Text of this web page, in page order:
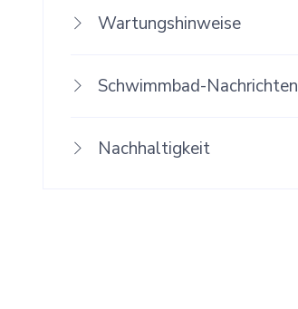
Wartungshinweise
Schwimmbad-Nachrichten
Nachhaltigkeit